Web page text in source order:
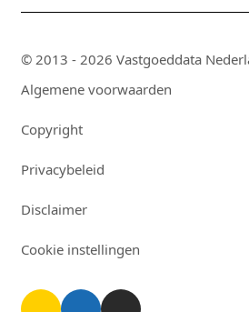
© 2013 - 2026 Vastgoeddata
Algemene voorwaarden
Copyright
Privacybeleid
Disclaimer
Cookie instellingen